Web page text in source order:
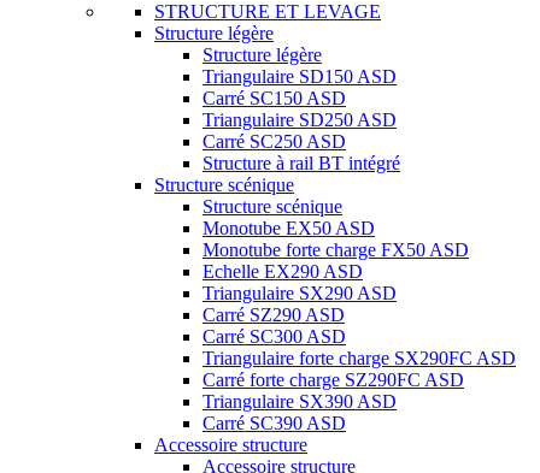
STRUCTURE ET LEVAGE
Structure légère
Structure légère
Triangulaire SD150 ASD
Carré SC150 ASD
Triangulaire SD250 ASD
Carré SC250 ASD
Structure à rail BT intégré
Structure scénique
Structure scénique
Monotube EX50 ASD
Monotube forte charge FX50 ASD
Echelle EX290 ASD
Triangulaire SX290 ASD
Carré SZ290 ASD
Carré SC300 ASD
Triangulaire forte charge SX290FC ASD
Carré forte charge SZ290FC ASD
Triangulaire SX390 ASD
Carré SC390 ASD
Accessoire structure
Accessoire structure